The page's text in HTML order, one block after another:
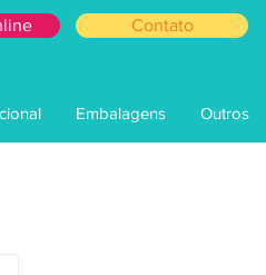
Contato
Embalagens Outros